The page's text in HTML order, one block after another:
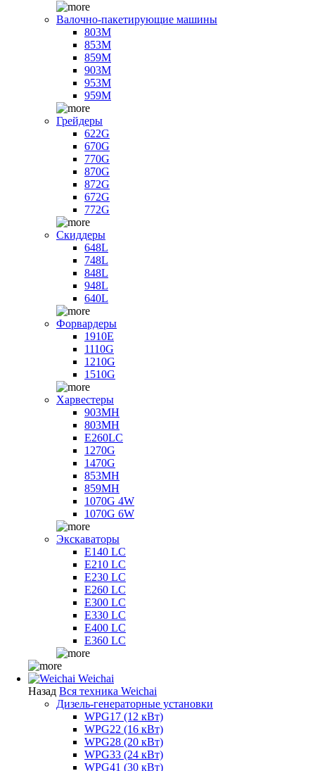
Валочно-пакетирующие машины
803M
853M
859M
903M
953M
959M
Грейдеры
622G
670G
770G
870G
872G
672G
772G
Скиддеры
648L
748L
848L
948L
640L
Форвардеры
1910E
1110G
1210G
1510G
Харвестеры
903MH
803MH
E260LC
1270G
1470G
853MH
859MH
1070G 4W
1070G 6W
Экскаваторы
E140 LC
E210 LC
E230 LC
E260 LC
E300 LC
E330 LC
E400 LC
E360 LC
Weichai
Назад Вся техника Weichai
Дизель-генераторные установки
WPG17 (12 кВт)
WPG22 (16 кВт)
WPG28 (20 кВт)
WPG33 (24 кВт)
WPG41 (30 кВт)